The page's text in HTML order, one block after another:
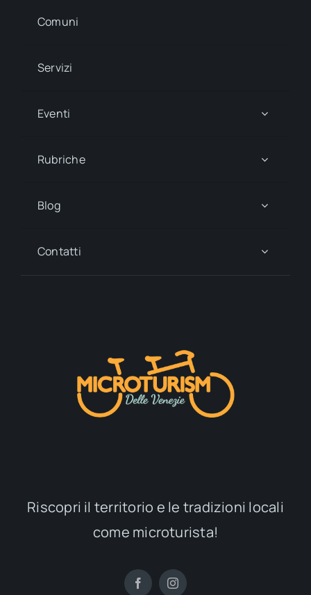
Comuni
Servizi
Eventi
Rubriche
Blog
Contatti
Riscopri il territorio e le tradizioni locali
come microturista!